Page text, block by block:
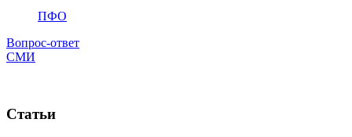
ПФО
Вопрос-ответ
СМИ
Статьи